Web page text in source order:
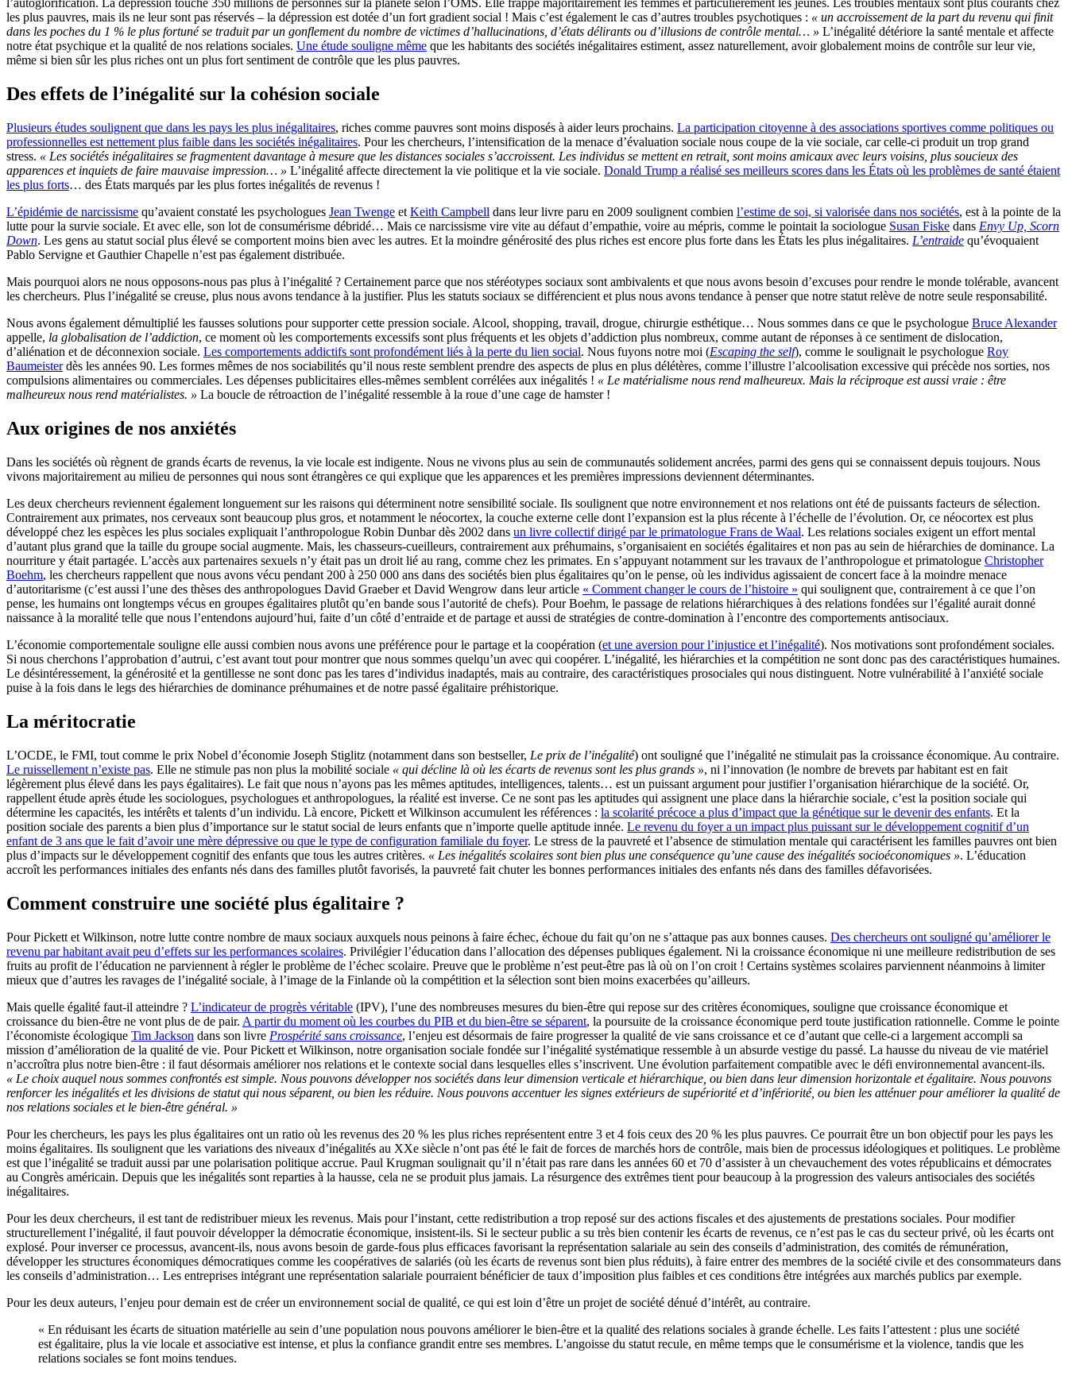
l’autoglorification. La dépression touche 350 millions de personnes sur la planète selon l’OMS. Elle frappe majoritairement les femmes et particulièrement les jeunes. Les troubles mentaux sont plus courants chez
les plus pauvres, mais ils ne leur sont pas réservés – la dépression est dotée d’un fort gradient social ! Mais c’est également le cas d’autres troubles psychotiques : « un accroissement de la part du revenu qui finit
dans les poches du 1 % le plus fortuné se traduit par un gonflement du nombre de victimes d’hallucinations, d’états délirants ou d’illusions de contrôle mental… » L’inégalité détériore la santé mentale et affecte
notre état psychique et la qualité de nos relations sociales. Une étude souligne même que les habitants des sociétés inégalitaires estiment, assez naturellement, avoir globalement moins de contrôle sur leur vie,
même si bien sûr les plus riches ont un plus fort sentiment de contrôle que les plus pauvres.
Des effets de l’inégalité sur la cohésion sociale
Plusieurs études soulignent que dans les pays les plus inégalitaires, riches comme pauvres sont moins disposés à aider leurs prochains. La participation citoyenne à des associations sportives comme politiques ou
professionnelles est nettement plus faible dans les sociétés inégalitaires. Pour les chercheurs, l’intensification de la menace d’évaluation sociale nous coupe de la vie sociale, car celle-ci produit un trop grand
stress. « Les sociétés inégalitaires se fragmentent davantage à mesure que les distances sociales s’accroissent. Les individus se mettent en retrait, sont moins amicaux avec leurs voisins, plus soucieux des
apparences et inquiets de faire mauvaise impression… » L’inégalité affecte directement la vie politique et la vie sociale. Donald Trump a réalisé ses meilleurs scores dans les États où les problèmes de santé étaient
les plus forts… des États marqués par les plus fortes inégalités de revenus !
L’épidémie de narcissisme qu’avaient constaté les psychologues Jean Twenge et Keith Campbell dans leur livre paru en 2009 soulignent combien l’estime de soi, si valorisée dans nos sociétés, est à la pointe de la
lutte pour la survie sociale. Et avec elle, son lot de consumérisme débridé… Mais ce narcissisme vire vite au défaut d’empathie, voire au mépris, comme le pointait la sociologue Susan Fiske dans Envy Up, Scorn
Down. Les gens au statut social plus élevé se comportent moins bien avec les autres. Et la moindre générosité des plus riches est encore plus forte dans les États les plus inégalitaires. L’entraide qu’évoquaient
Pablo Servigne et Gauthier Chapelle n’est pas également distribuée.
Mais pourquoi alors ne nous opposons-nous pas plus à l’inégalité ? Certainement parce que nos stéréotypes sociaux sont ambivalents et que nous avons besoin d’excuses pour rendre le monde tolérable, avancent
les chercheurs. Plus l’inégalité se creuse, plus nous avons tendance à la justifier. Plus les statuts sociaux se différencient et plus nous avons tendance à penser que notre statut relève de notre seule responsabilité.
Nous avons également démultiplié les fausses solutions pour supporter cette pression sociale. Alcool, shopping, travail, drogue, chirurgie esthétique… Nous sommes dans ce que le psychologue Bruce Alexander
appelle, la globalisation de l’addiction, ce moment où les comportements excessifs sont plus fréquents et les objets d’addiction plus nombreux, comme autant de réponses à ce sentiment de dislocation,
d’aliénation et de déconnexion sociale. Les comportements addictifs sont profondément liés à la perte du lien social. Nous fuyons notre moi (Escaping the self), comme le soulignait le psychologue Roy
Baumeisterdès les années 90. Les formes mêmes de nos sociabilités qu’il nous reste semblent prendre des aspects de plus en plus délétères, comme l’illustre l’alcoolisation excessive qui précède nos sorties, nos
compulsions alimentaires ou commerciales. Les dépenses publicitaires elles-mêmes semblent corrélées aux inégalités ! « Le matérialisme nous rend malheureux. Mais la réciproque est aussi vraie : être
malheureux nous rend matérialistes. » La boucle de rétroaction de l’inégalité ressemble à la roue d’une cage de hamster !
Aux origines de nos anxiétés
Dans les sociétés où règnent de grands écarts de revenus, la vie locale est indigente. Nous ne vivons plus au sein de communautés solidement ancrées, parmi des gens qui se connaissent depuis toujours. Nous
vivons majoritairement au milieu de personnes qui nous sont étrangères ce qui explique que les apparences et les premières impressions deviennent déterminantes.
Les deux chercheurs reviennent également longuement sur les raisons qui déterminent notre sensibilité sociale. Ils soulignent que notre environnement et nos relations ont été de puissants facteurs de sélection.
Contrairement aux primates, nos cerveaux sont beaucoup plus gros, et notamment le néocortex, la couche externe celle dont l’expansion est la plus récente à l’échelle de l’évolution. Or, ce néocortex est plus
développé chez les espèces les plus sociales expliquait l’anthropologue Robin Dunbar dès 2002 dans un livre collectif dirigé par le primatologue Frans de Waal. Les relations sociales exigent un effort mental
d’autant plus grand que la taille du groupe social augmente. Mais, les chasseurs-cueilleurs, contrairement aux préhumains, s’organisaient en sociétés égalitaires et non pas au sein de hiérarchies de dominance. La
nourriture y était partagée. L’accès aux partenaires sexuels n’y était pas un droit lié au rang, comme chez les primates. En s’appuyant notamment sur les travaux de l’anthropologue et primatologue Christopher
Boehm, les chercheurs rappellent que nous avons vécu pendant 200 à 250 000 ans dans des sociétés bien plus égalitaires qu’on le pense, où les individus agissaient de concert face à la moindre menace
d’autoritarisme (c’est aussi l’une des thèses des anthropologues David Graeber et David Wengrow dans leur article « Comment changer le cours de l’histoire » qui soulignent que, contrairement à ce que l’on
pense, les humains ont longtemps vécus en groupes égalitaires plutôt qu’en bande sous l’autorité de chefs). Pour Boehm, le passage de relations hiérarchiques à des relations fondées sur l’égalité aurait donné
naissance à la moralité telle que nous l’entendons aujourd’hui, faite d’un côté d’entraide et de partage et aussi de stratégies de contre-domination à l’encontre des comportements antisociaux.
L’économie comportementale souligne elle aussi combien nous avons une préférence pour le partage et la coopération (et une aversion pour l’injustice et l’inégalité). Nos motivations sont profondément sociales.
Si nous cherchons l’approbation d’autrui, c’est avant tout pour montrer que nous sommes quelqu’un avec qui coopérer. L’inégalité, les hiérarchies et la compétition ne sont donc pas des caractéristiques humaines.
Le désintéressement, la générosité et la gentillesse ne sont donc pas les tares d’individus inadaptés, mais au contraire, des caractéristiques prosociales qui nous distinguent. Notre vulnérabilité à l’anxiété sociale
puise à la fois dans le legs des hiérarchies de dominance préhumaines et de notre passé égalitaire préhistorique.
La méritocratie
L’OCDE, le FMI, tout comme le prix Nobel d’économie Joseph Stiglitz (notamment dans son bestseller, Le prix de l’inégalité) ont souligné que l’inégalité ne stimulait pas la croissance économique. Au contraire.
Le ruissellement n’existe pas. Elle ne stimule pas non plus la mobilité sociale « qui décline là où les écarts de revenus sont les plus grands », ni l’innovation (le nombre de brevets par habitant est en fait
légèrement plus élevé dans les pays égalitaires). Le fait que nous n’ayons pas les mêmes aptitudes, intelligences, talents… est un puissant argument pour justifier l’organisation hiérarchique de la société. Or,
rappellent étude après étude les sociologues, psychologues et anthropologues, la réalité est inverse. Ce ne sont pas les aptitudes qui assignent une place dans la hiérarchie sociale, c’est la position sociale qui
détermine les capacités, les intérêts et talents d’un individu. Là encore, Pickett et Wilkinson accumulent les références : la scolarité précoce a plus d’impact que la génétique sur le devenir des enfants. Et la
position sociale des parents a bien plus d’importance sur le statut social de leurs enfants que n’importe quelle aptitude innée. Le revenu du foyer a un impact plus puissant sur le développement cognitif d’un
enfant de 3 ans que le fait d’avoir une mère dépressive ou que le type de configuration familiale du foyer. Le stress de la pauvreté et l’absence de stimulation mentale qui caractérisent les familles pauvres ont bien
plus d’impacts sur le développement cognitif des enfants que tous les autres critères. « Les inégalités scolaires sont bien plus une conséquence qu’une cause des inégalités socioéconomiques ». L’éducation
accroît les performances initiales des enfants nés dans des familles plutôt favorisés, la pauvreté fait chuter les bonnes performances initiales des enfants nés dans des familles défavorisées.
Comment construire une société plus égalitaire ?
Pour Pickett et Wilkinson, notre lutte contre nombre de maux sociaux auxquels nous peinons à faire échec, échoue du fait qu’on ne s’attaque pas aux bonnes causes. Des chercheurs ont souligné qu’améliorer le
revenu par habitant avait peu d’effets sur les performances scolaires. Privilégier l’éducation dans l’allocation des dépenses publiques également. Ni la croissance économique ni une meilleure redistribution de ses
fruits au profit de l’éducation ne parviennent à régler le problème de l’échec scolaire. Preuve que le problème n’est peut-être pas là où on l’on croit ! Certains systèmes scolaires parviennent néanmoins à limiter
mieux que d’autres les ravages de l’inégalité sociale, à l’image de la Finlande où la compétition et la sélection sont bien moins exacerbées qu’ailleurs.
Mais quelle égalité faut-il atteindre ? L’indicateur de progrès véritable (IPV), l’une des nombreuses mesures du bien-être qui repose sur des critères économiques, souligne que croissance économique et
croissance du bien-être ne vont plus de de pair. A partir du moment où les courbes du PIB et du bien-être se séparent, la poursuite de la croissance économique perd toute justification rationnelle. Comme le pointe
l’économiste écologique Tim Jackson dans son livre Prospérité sans croissance, l’enjeu est désormais de faire progresser la qualité de vie sans croissance et ce d’autant que celle-ci a largement accompli sa
mission d’amélioration de la qualité de vie. Pour Pickett et Wilkinson, notre organisation sociale fondée sur l’inégalité systématique ressemble à un absurde vestige du passé. La hausse du niveau de vie matériel
n’accroîtra plus notre bien-être : il faut désormais améliorer nos relations et le contexte social dans lesquelles elles s’inscrivent. Une évolution parfaitement compatible avec le défi environnemental avancent-ils.
« Le choix auquel nous sommes confrontés est simple. Nous pouvons développer nos sociétés dans leur dimension verticale et hiérarchique, ou bien dans leur dimension horizontale et égalitaire. Nous pouvons
renforcer les inégalités et les divisions de statut qui nous séparent, ou bien les réduire. Nous pouvons accentuer les signes extérieurs de supériorité et d’infériorité, ou bien les atténuer pour améliorer la qualité de
nos relations sociales et le bien-être général. »
Pour les chercheurs, les pays les plus égalitaires ont un ratio où les revenus des 20 % les plus riches représentent entre 3 et 4 fois ceux des 20 % les plus pauvres. Ce pourrait être un bon objectif pour les pays les
moins égalitaires. Ils soulignent que les variations des niveaux d’inégalités au XXe siècle n’ont pas été le fait de forces de marchés hors de contrôle, mais bien de processus idéologiques et politiques. Le problème
est que l’inégalité se traduit aussi par une polarisation politique accrue. Paul Krugman soulignait qu’il n’était pas rare dans les années 60 et 70 d’assister à un chevauchement des votes républicains et démocrates
au Congrès américain. Depuis que les inégalités sont reparties à la hausse, cela ne se produit plus jamais. La résurgence des extrêmes tient pour beaucoup à la progression des valeurs antisociales des sociétés
inégalitaires.
Pour les deux chercheurs, il est tant de redistribuer mieux les revenus. Mais pour l’instant, cette redistribution a trop reposé sur des actions fiscales et des ajustements de prestations sociales. Pour modifier
structurellement l’inégalité, il faut pouvoir développer la démocratie économique, insistent-ils. Si le secteur public a su très bien contenir les écarts de revenus, ce n’est pas le cas du secteur privé, où les écarts ont
explosé. Pour inverser ce processus, avancent-ils, nous avons besoin de garde-fous plus efficaces favorisant la représentation salariale au sein des conseils d’administration, des comités de rémunération,
développer les structures économiques démocratiques comme les coopératives de salariés (où les écarts de revenus sont bien plus réduits), à faire entrer des membres de la société civile et des consommateurs dans
les conseils d’administration… Les entreprises intégrant une représentation salariale pourraient bénéficier de taux d’imposition plus faibles et ces conditions être intégrées aux marchés publics par exemple.
Pour les deux auteurs, l’enjeu pour demain est de créer un environnement social de qualité, ce qui est loin d’être un projet de société dénué d’intérêt, au contraire.
« En réduisant les écarts de situation matérielle au sein d’une population nous pouvons améliorer le bien-être et la qualité des relations sociales à grande échelle. Les faits l’attestent : plus une société
est égalitaire, plus la vie locale et associative est intense, et plus la confiance grandit entre ses membres. L’angoisse du statut recule, en même temps que le consumérisme et la violence, tandis que les
relations sociales se font moins tendues.